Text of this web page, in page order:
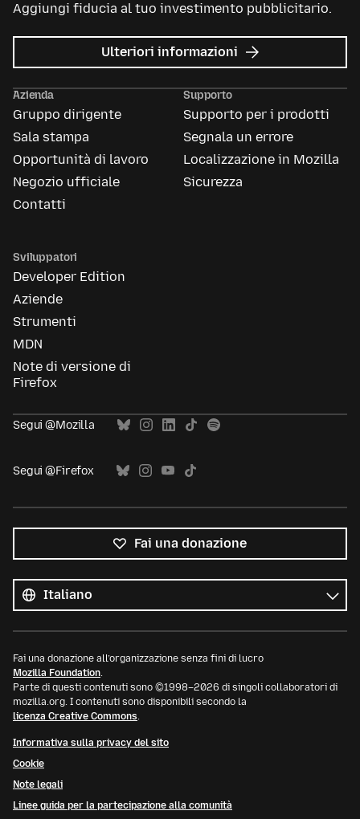
Aggiungi fiducia al tuo investimento pubblicitario.
Ulteriori informazioni su
Mozilla
Azienda
Gruppo dirigente
Sala stampa
Opportunità di lavoro
Negozio ufficiale
Contatti
Supporto
Supporto per i prodotti
Segnala un errore
Localizzazione in Mozilla
Sicurezza
Sviluppatori
Developer Edition
Aziende
Strumenti
MDN
Note di versione di
Firefox
Segui @Mozilla
Segui @Firefox
Fai una donazione
le
lingue
Lingua
Fai una donazione all’organizzazione senza fini di lucro
Mozilla Foundation.
Parte di questi contenuti sono ©1998–2026 di singoli collaboratori di
mozilla.org. I contenuti sono disponibili secondo la
licenza Creative Commons.
Informativa sulla privacy del sito
Cookie
Note legali
Linee guida per la partecipazione alla comunità